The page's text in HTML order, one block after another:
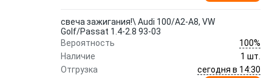
свеча зажигания!\ Audi 100/A2-A8, VW
Golf/Passat 1.4-2.8 93-03
Вероятность
100%
Наличие
1 шт.
Отгрузка
сегодня в 14:30